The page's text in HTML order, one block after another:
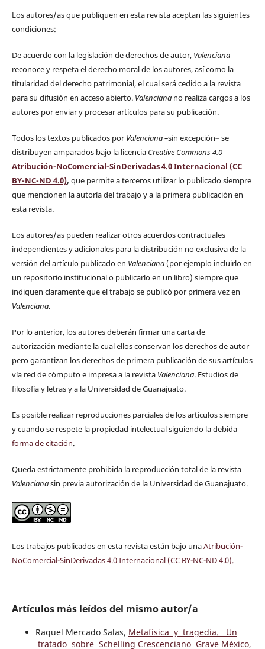
Los autores/as que publiquen en esta revista aceptan las siguientes
condiciones:
De acuerdo con la legislación de derechos de autor, Valenciana
reconoce y respeta el derecho moral de los autores, así como la
titularidad del derecho patrimonial, el cual será cedido a la revista
para su difusión en acceso abierto. Valencianano realiza cargos a los
autores por enviar y procesar artículos para su publicación.
Todos los textos publicados por Valenciana–sin excepción– se
distribuyen amparados bajo la licencia Creative Commons 4.0
Atribución-NoComercial-SinDerivadas 4.0 Internacional (CC
BY-NC-ND 4.0), que permite a terceros utilizar lo publicado siempre
que mencionen la autoría del trabajo y a la primera publicación en
esta revista.
Los autores/as pueden realizar otros acuerdos contractuales
independientes y adicionales para la distribución no exclusiva de la
versión del artículo publicado en Valenciana(por ejemplo incluirlo en
un repositorio institucional o publicarlo en un libro) siempre que
indiquen claramente que el trabajo se publicó por primera vez en
Valenciana.
Por lo anterior, los autores deberán firmar una carta de
autorización mediante la cual ellos conservan los derechos de autor
pero garantizan los derechos de primera publicación de sus artículos
vía red de cómputo e impresa a la revista Valenciana. Estudios de
filosofía y letras y a la Universidad de Guanajuato.
Es posible realizar reproducciones parciales de los artículos siempre
y cuando se respete la propiedad intelectual siguiendo la debida
forma de citación.
Queda estrictamente prohibida la reproducción total de la revista
Valencianasin previa autorización de la Universidad de Guanajuato.
Los trabajos publicados en esta revista están bajo unaAtribución-
NoComercial-SinDerivadas 4.0 Internacional (CC BY-NC-ND 4.0).
Artículos más leídos del mismo autor/a
Raquel Mercado Salas, Metafísica y tragedia. Un
tratado sobre Schelling Crescenciano Grave México,